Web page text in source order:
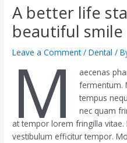
A better life
beautiful smile
Leave a Comment /Dental /
M
aecenas
fermentum.
tempus
nec quam
at tempor lorem fringilla vitae.
vestibulum efficitur tempor.